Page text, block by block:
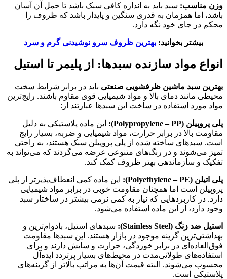
وزن مناسب: سبد باید به اندازه کافی سبک باشد تا حمل آن آسان
باشد، اما همزمان به قدری سنگین و پایدار باشد که ظروف را
محکم در جای خود نگه دارد.
بیشتر بخوانید: بهترین ظروف سرو نوشیدنی گرم و سرد
انواع مواد سازنده سبدها: از پلیمر تا استیل
بهترین سبد ماشین ظرفشویی صنعتی باید در برابر شرایط سخت
محیطی مانند دمای بالا و مواد شیمیایی قوی مقاوم باشند. رایج‌ترین
مواد مورد استفاده در ساخت این سبدها عبارتند از:
پلی پروپیلن (Polypropylene – PP):
این ماده پلاستیکی به دلیل
مقاومت بالا در برابر حرارت، مواد شیمیایی و ضربه، بسیار رایج
است. سبدهای ساخته شده از پلی پروپیلن سبک هستند، به راحتی
تمیز می‌شوند و در رنگ‌های متنوعی عرضه می‌گردند که می‌تواند به
تفکیک و سازماندهی بهتر ظروف کمک کند.
پلی اتیلن (Polyethylene – PE):
این ماده کمی انعطاف‌پذیرتر از پلی
پروپیلن است اما همچنان مقاومت خوبی در برابر مواد شیمیایی
دارد. در کاربردهایی که نیاز به کمی نرمی بیشتر در ساختار سبد
وجود دارد، از این ماده استفاده می‌شود.
استیل ضد زنگ (Stainless Steel):
سبدهای استیل، بادوام‌ترین و
بهداشتی‌ترین گزینه موجود در بازار هستند. این سبدها مقاومت
فوق‌العاده‌ای در برابر خوردگی، حرارت و سایش دارند و برای
استفاده‌های طولانی‌مدت در محیط‌های بسیار پرتردد ایده‌آل
محسوب می‌شوند. البته قیمت آن‌ها به مراتب بالاتر از گزینه‌های
پلاستیکی است.